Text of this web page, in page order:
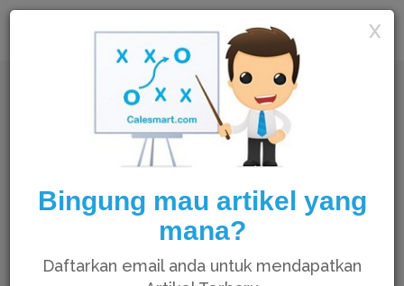
Calesmart X
Bingung mau artikel yang
mana?
Daftarkan email anda untuk mendapatkan